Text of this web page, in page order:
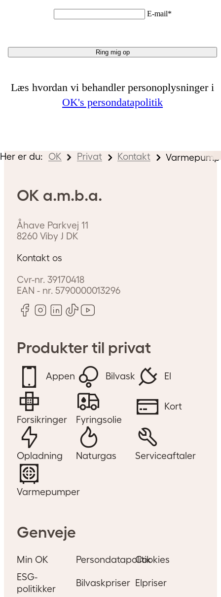
E-mail*
Ring mig op
Læs hvordan vi behandler personoplysninger i
OK's persondatapolitik
Her er du: OK Privat Kontakt
OK a.m.b.a.
Åhave Parkvej 11
8260 Viby J DK
Kontakt os
Cvr-nr. 39170418
EAN - nr.5790000013296
Produkter til privat
Appen Bilvask El
Forsikringer Fyringsolie
Kort
Opladning Naturgas Serviceaftaler
Varmepumper
Genveje
Min OK PersondatapolitikCookies
ESG-
politikker
Bilvaskpriser Elpriser